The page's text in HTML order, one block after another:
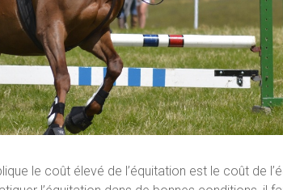
le coût élevé de l’équitation est le coût de